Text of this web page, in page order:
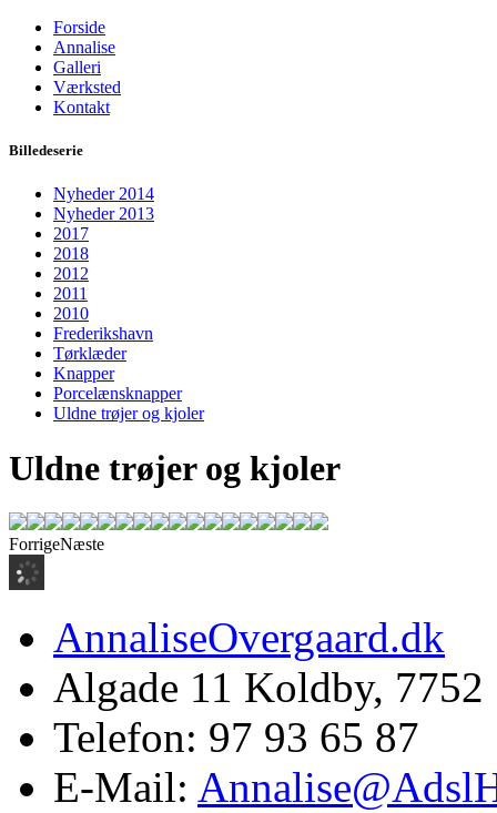
Forside
Annalise
Galleri
Værksted
Kontakt
Billedeserie
Nyheder 2014
Nyheder 2013
2017
2018
2012
2011
2010
Frederikshavn
Tørklæder
Knapper
Porcelænsknapper
Uldne trøjer og kjoler
Uldne trøjer og kjoler
ForrigeNæste
AnnaliseOvergaard.dk
Algade 11 Koldby, 7752
Telefon: 97 93 65 87
E-Mail: